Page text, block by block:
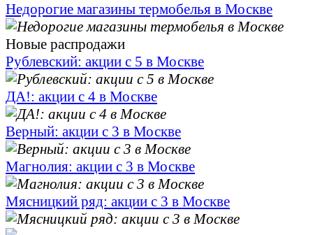
Недорогие магазины термобелья в Москве
Новые распродажи
Рублевский: акции с 5 в Москве
ДА!: акции с 4 в Москве
Верный: акции с 3 в Москве
Магнолия: акции с 3 в Москве
Мясницкий ряд: акции с 3 в Москве